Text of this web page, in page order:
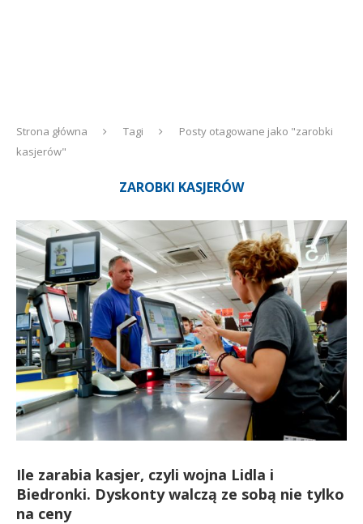
Strona główna Tagi
Posty otagowane jako "zarobki
kasjerów"
ZAROBKI KASJERÓW
Ile zarabia kasjer, czyli wojna Lidla i
Biedronki. Dyskonty walczą ze sobą nie tylko
na ceny